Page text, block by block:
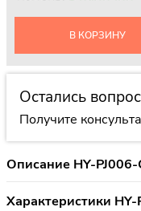
В КОРЗИНУ
Остались
Получите
Описание HY-
Характеристики